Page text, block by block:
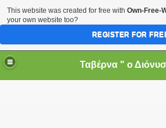
Ταβέρνα " ο
This website was created for free with Own-Free-
your own website too?
REGISTER FOR